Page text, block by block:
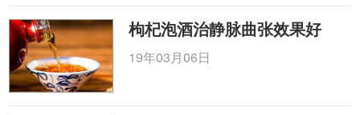
枸杞泡酒治静脉曲张效果好
19年03月06日